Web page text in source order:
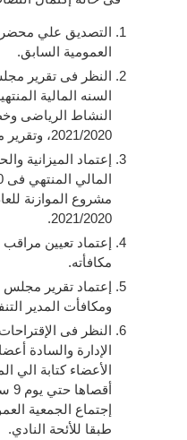
التصديق علي محضر
العمومية السابق.
النظر فى تقرير
النشاط الرياضى
2021/2020، وتقرير مراقب الحسابات.
إعتماد الميزانية
مشروع الموازنة
2021/2020.
إعتماد تعيين
مكافأته.
إعتماد تقرير مجلس
ومكافأت المدير
النظر فى
الإدارة والسادة
الأعضاء كتابة الي
إجتماع الجمعية
طبقا للأئحة النادي.